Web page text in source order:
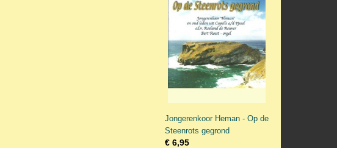
Jongerenkoor Heman - Op de
Steenrots gegrond
€ 6,95